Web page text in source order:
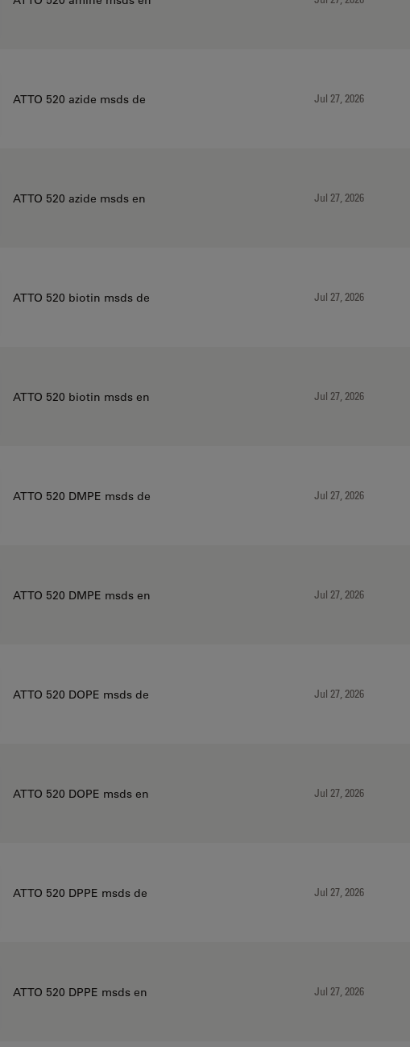
ATTO 520 azide msds de Jul 27, 2026
ATTO 520 azide msds en Jul 27, 2026
ATTO 520 biotin msds de Jul 27, 2026
ATTO 520 biotin msds en Jul 27, 2026
ATTO 520 DMPE msds de Jul 27, 2026
ATTO 520 DMPE msds en Jul 27, 2026
ATTO 520 DOPE msds de Jul 27, 2026
ATTO 520 DOPE msds en Jul 27, 2026
ATTO 520 DPPE msds de Jul 27, 2026
ATTO 520 DPPE msds en Jul 27, 2026